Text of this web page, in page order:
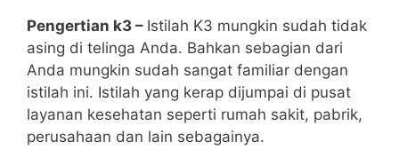
Pengertian k3 – Istilah K3 mungkin sudah tidak
asing di telinga Anda. Bahkan sebagian dari
Anda mungkin sudah sangat familiar dengan
istilah ini. Istilah yang kerap dijumpai di pusat
layanan kesehatan seperti rumah sakit, pabrik,
perusahaan dan lain sebagainya.